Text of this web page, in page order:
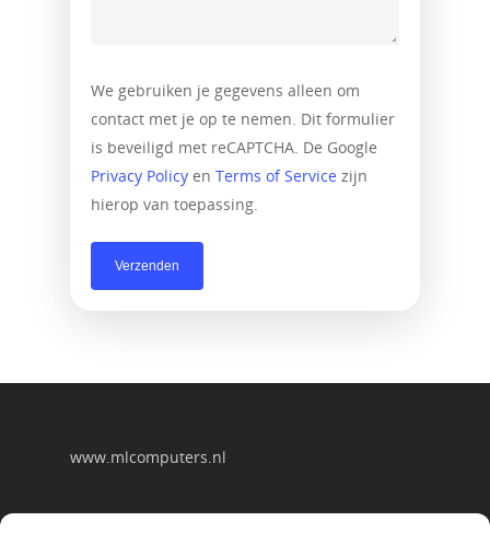
We gebruiken je gegevens alleen om
contact met je op te nemen. Dit formulier
is beveiligd met reCAPTCHA. De Google
Privacy Policy enTerms of Service zijn
hierop van toepassing.
www.mlcomputers.nl